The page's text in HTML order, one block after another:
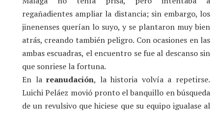
regañadientes ampliar la distancia; sin embargo, los
jinenenses querían lo suyo, y se plantaron muy bien
atrás, creando también peligro. Con ocasiones en las
ambas escuadras, el encuentro se fue al descanso sin
que sonriese la fortuna.
En lareanudación, la historia volvía a repetirse.
Luichi Peláez movió pronto el banquillo en búsqueda
de un revulsivo que hiciese que su equipo igualase al